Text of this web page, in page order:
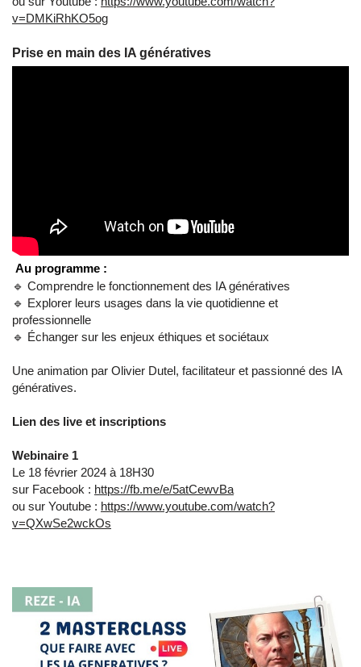
v=DMKiRhKO5og
Prise en main des IA génératives
Au programme :
🔹 Comprendre le fonctionnement des IA génératives
🔹 Explorer leurs usages dans la vie quotidienne et
professionnelle
🔹 Échanger sur les enjeux éthiques et sociétaux
Une animation par Olivier Dutel, facilitateur et passionné des IA
génératives.
Lien des live et inscriptions
Webinaire 1
Le 18 février 2024 à 18H30
sur Facebook : https://fb.me/e/5atCewvBa
ou sur Youtube : https://www.youtube.com/watch?
v=QXwSe2wckOs​